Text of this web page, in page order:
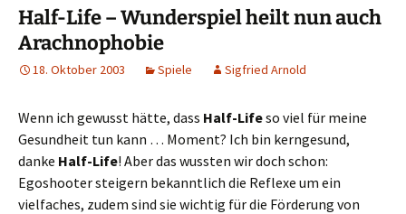
Half-Life – Wunderspiel heilt nun auch
Arachnophobie
18. Oktober 2003 Spiele Sigfried Arnold
Wenn ich gewusst hätte, dass Half-Lifeso viel für meine
Gesundheit tun kann … Moment? Ich bin kerngesund,
danke Half-Life! Aber das wussten wir doch schon:
Egoshooter steigern bekanntlich die Reflexe um ein
vielfaches, zudem sind sie wichtig für die Förderung von